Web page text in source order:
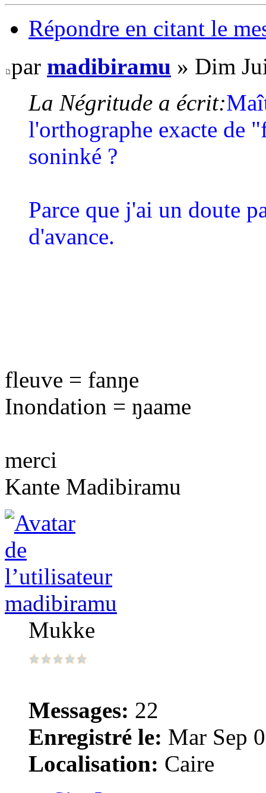
Répondre en citant le
par madibiramu » Dim
La Négritude a écrit:
l'orthographe exacte de
soninké ?
Parce que j'ai un doute
d'avance.
fleuve = fanŋe
Inondation = ŋaame
merci
Kante Madibiramu
madibiramu
Mukke
Messages: 22
Enregistré le: Mar Sep
Localisation: Caire